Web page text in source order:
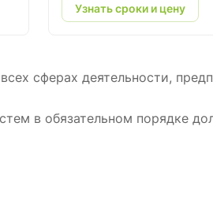
Узнать сроки и цену
сферах деятельности,
в обязательном порядке